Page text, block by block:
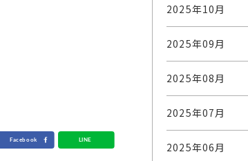
2025年10月
2025年09月
2025年08月
2025年07月
2025年06月